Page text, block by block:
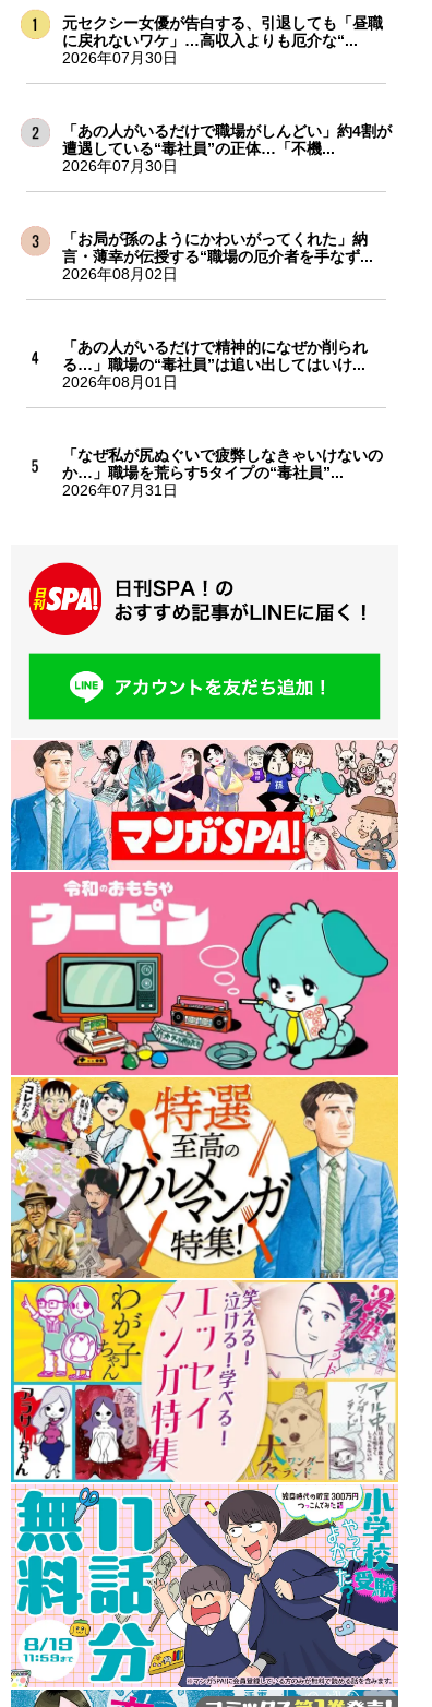
元セクシー女優が告白する、引退しても「昼職
に戻れないワケ」…高収入よりも厄介な“...
2026年07月30日
「あの人がいるだけで職場がしんどい」約4割が
遭遇している“毒社員”の正体…「不機...
2026年07月30日
「お局が孫のようにかわいがってくれた」納
言・薄幸が伝授する“職場の厄介者を手なず...
2026年08月02日
「あの人がいるだけで精神的になぜか削られ
る…」職場の“毒社員”は追い出してはいけ...
2026年08月01日
「なぜ私が尻ぬぐいで疲弊しなきゃいけないの
か…」職場を荒らす5タイプの“毒社員”...
2026年07月31日